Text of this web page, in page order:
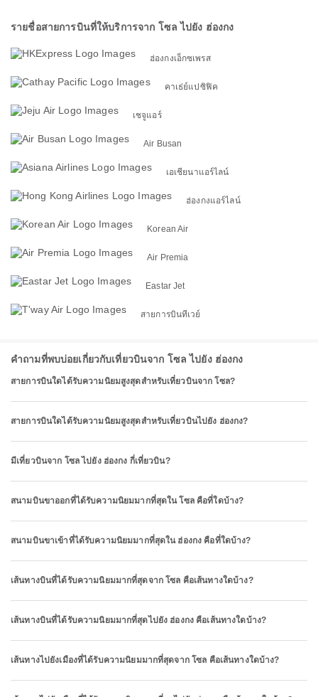
รายชื่อสายการบินที่ให้บริการจาก โซล ไปยัง ฮ่องกง
ฮ่องกงเอ็กซเพรส
คาเธ่ย์แปซิฟิค
เชจูแอร์
Air Busan
เอเชียนาแอร์ไลน์
ฮ่องกงแอร์ไลน์
Korean Air
Air Premia
Eastar Jet
สายการบินทีเวย์
คำถามที่พบบ่อยเกี่ยวกับเที่ยวบินจาก โซล ไปยัง ฮ่องกง
สายการบินใดได้รับความนิยมสูงสุดสำหรับเที่ยวบินจาก โซล?
สายการบินใดได้รับความนิยมสูงสุดสำหรับเที่ยวบินไปยัง ฮ่องกง?
มีเที่ยวบินจาก โซล ไปยัง ฮ่องกง กี่เที่ยวบิน?
สนามบินขาออกที่ได้รับความนิยมมากที่สุดใน โซล คือที่ใดบ้าง?
สนามบินขาเข้าที่ได้รับความนิยมมากที่สุดใน ฮ่องกง คือที่ใดบ้าง?
เส้นทางบินที่ได้รับความนิยมมากที่สุดจาก โซล คือเส้นทางใดบ้าง?
เส้นทางบินที่ได้รับความนิยมมากที่สุดไปยัง ฮ่องกง คือเส้นทางใดบ้าง?
เส้นทางไปยังเมืองที่ได้รับความนิยมมากที่สุดจาก โซล คือเส้นทางใดบ้าง?